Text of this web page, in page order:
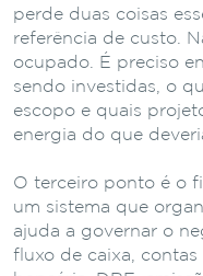
perde duas coisas
referência de custo.
ocupado. É preciso
sendo investidas, o
escopo e quais
energia do que
O terceiro ponto é o
um sistema que
ajuda a governar o
fluxo de caixa,